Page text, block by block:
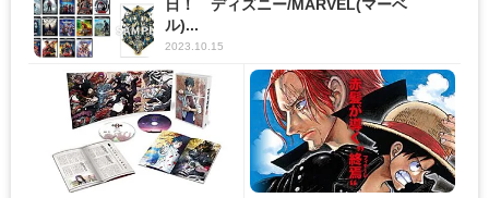
日！ ディズニー/MARVEL(マーベ
ル)...
2023.10.15